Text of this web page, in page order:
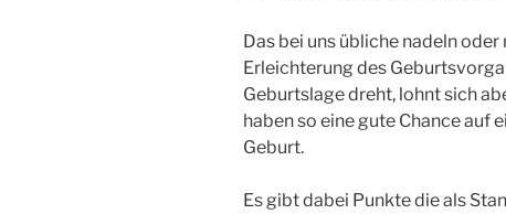
Das bei uns übliche nadeln
Erleichterung des
Geburtslage dreht, lohnt sich
haben so eine gute Chance auf
Geburt.
Es gibt dabei Punkte die als